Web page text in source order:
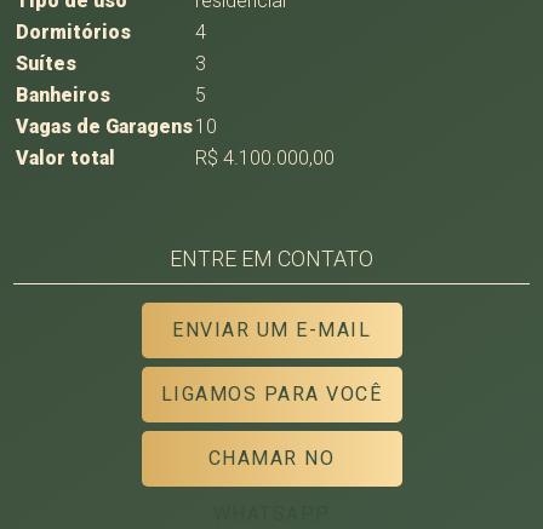
Dormitórios
4
Suítes
3
Banheiros
5
Vagas de Garagens10
Valor total
R$ 4.100.000,00
ENTRE EM CONTATO
ENVIAR UM E-MAIL
LIGAMOS PARA VOCÊ
CHAMAR NO